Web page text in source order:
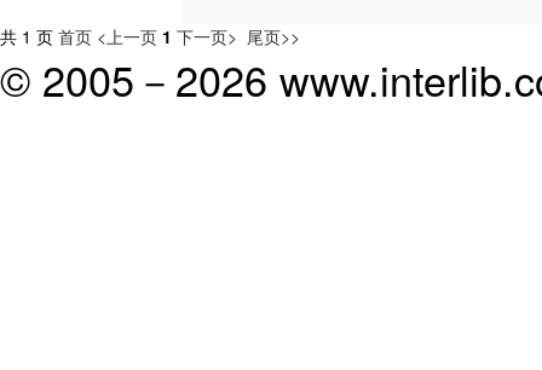
共 1 页 首页 <上一页 1 下一页> 尾页>>
© 2005－ 2026